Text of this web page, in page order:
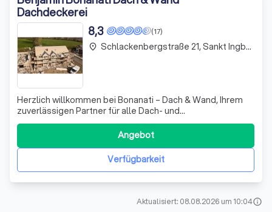
Dachdeckerei
(17)
8,3
Herzlich willkommen bei Bonanati – Dach & Wand, Ihrem
zuverlässigen Partner für alle Dach- und
Wandbedürfnisse in St. Ingbert und Umgebung! Als junges
und proaktives Unternehmen haben wir uns auf die
Bereiche Dach und Wand spezialisiert. Unser Team aus
erfahrenen Handwerkern arbeitet mit Leidenschaf
Verfügbarkeit
Angebot
place Schlackenbergstraße 21, Sankt Ingbert
Aktualisiert: 08.08.2026 um 10:04info